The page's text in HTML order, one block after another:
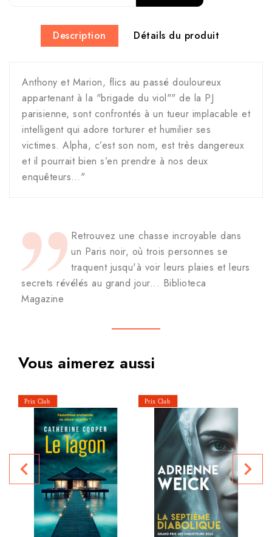
Description Détails du produit
Anthony et Marion, flics au passé douloureux
appartenant à la "brigade du viol"" de la PJ
parisienne, sont confrontés à un tueur implacable et
intelligent qui adore torturer et humilier ses
victimes. Alpha, c’est son nom, est très dangereux
et il pourrait bien s’en prendre à nos deux
enquêteurs…"
Retrouvez une chasse incroyable dans
un Paris noir, où trois personnes se
traquent jusqu'à voir leurs plaies et leurs
secrets révélés au grand jour... Biblioteca
Magazine
Vous aimerez aussi
navigate_before navigate_next